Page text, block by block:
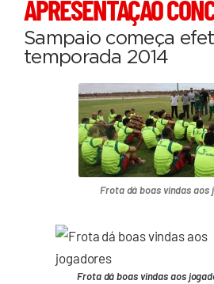
APRESENTAÇÃO
Sampaio começa
temporada 2014
Frota dá boas vindas aos
Frota dá boas vindas aos